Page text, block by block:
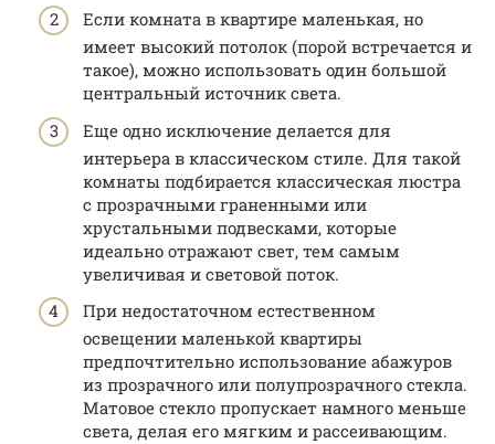
Если комната в квартире маленькая, но
имеет высокий потолок (порой встречается и
такое), можно использовать один большой
центральный источник света.
Еще одно исключение делается для
интерьера в классическом стиле. Для такой
комнаты подбирается классическая люстра
с прозрачными граненными или
хрустальными подвесками, которые
идеально отражают свет, тем самым
увеличивая и световой поток.
При недостаточном естественном
освещении маленькой квартиры
предпочтительно использование абажуров
из прозрачного или полупрозрачного стекла.
Матовое стекло пропускает намного меньше
света, делая его мягким и рассеивающим.